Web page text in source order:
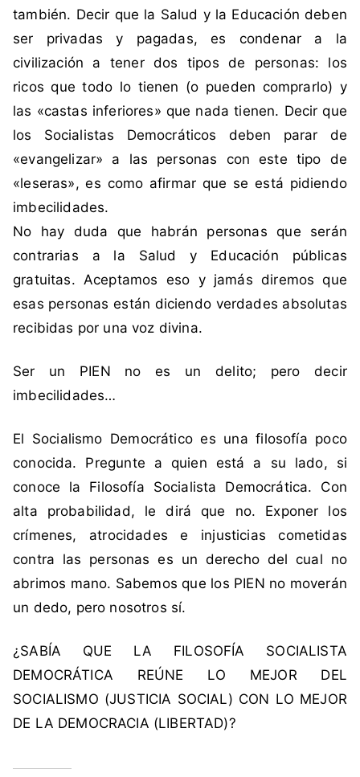
m
D
e
m
o
c
t
i
c
o
v
e
r
a
d
b
o
l
u
t
también. Decir que la Salud y la Educación deben
ser privadas y pagadas, es condenar a la
civilización a tener dos tipos de personas: los
ricos que todo lo tienen (o pueden comprarlo) y
las «castas inferiores» que nada tienen. Decir que
los Socialistas Democráticos deben parar de
«evangelizar» a las personas con este tipo de
«leseras», es como afirmar que se está pidiendo
imbecilidades.
No hay duda que habrán personas que serán
contrarias a la Salud y Educación públicas
gratuitas. Aceptamos eso y jamás diremos que
esas personas están diciendo verdades absolutas
recibidas por una voz divina.
Ser un PIEN no es un delito; pero decir
imbecilidades…
El Socialismo Democrático es una filosofía poco
conocida. Pregunte a quien está a su lado, si
conoce la Filosofía Socialista Democrática. Con
alta probabilidad, le dirá que no. Exponer los
crímenes, atrocidades e injusticias cometidas
contra las personas es un derecho del cual no
abrimos mano. Sabemos que los PIEN no moverán
un dedo, pero nosotros sí.
¿SABÍA QUE LA FILOSOFÍA SOCIALISTA
DEMOCRÁTICA REÚNE LO MEJOR DEL
SOCIALISMO (JUSTICIA SOCIAL) CON LO MEJOR
DE LA DEMOCRACIA (LIBERTAD)?